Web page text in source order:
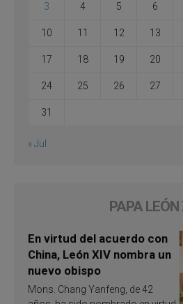
3 4 5 6
10 11 12 13
17 18 19 20
24 25 26 27
31
« Jul
PAPA LEÓN
En virtud del acuerdo con
China, León XIV nombra un
nuevo obispo
Mons. Chang Yanfeng, de 42